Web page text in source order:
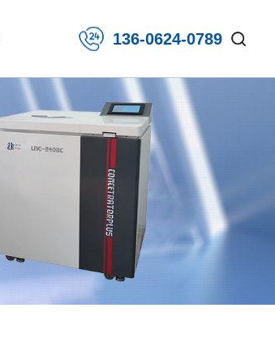
136-0624-0789